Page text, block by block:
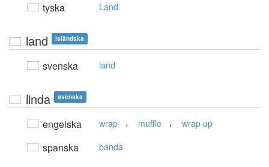
tyska Land
land isländska
svenska land
linda svenska
engelska wrap , muffle , wrap up
spanska banda